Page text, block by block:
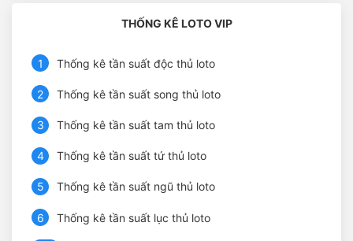
THỐNG KÊ LOTO VIP
1 Thống kê tần suất độc thủ loto
2 Thống kê tần suất song thủ loto
3 Thống kê tần suất tam thủ loto
4 Thống kê tần suất tứ thủ loto
5 Thống kê tần suất ngũ thủ loto
6 Thống kê tần suất lục thủ loto